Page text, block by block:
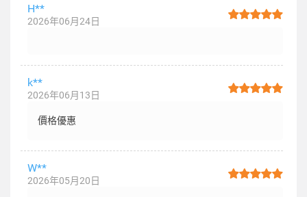
H**
2026年06月24日
k**
2026年06月13日
價格優惠
W**
2026年05月20日